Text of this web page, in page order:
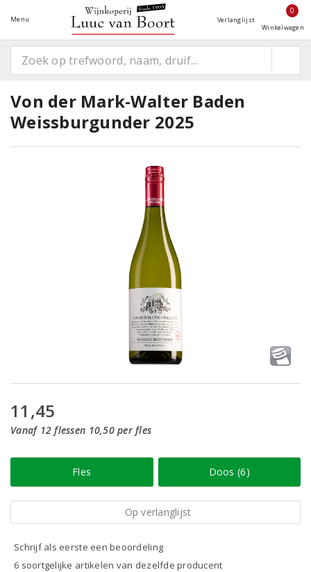
Menu Verlanglijst
0
Winkelwagen
Von der Mark-Walter Baden
Weissburgunder 2025
11,45
Vanaf 12 flessen 10,50 per fles
Fles Doos (6)
Op verlanglijst
Schrijf als eerste een beoordeling
6 soortgelijke artikelen van dezelfde producent